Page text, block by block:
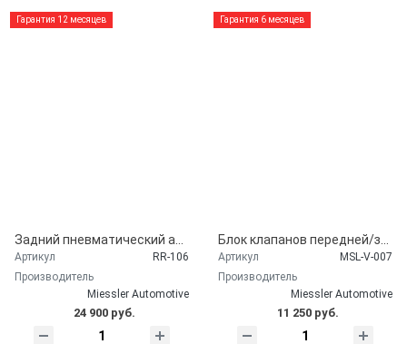
Гарантия 12 месяцев
Задний пневматический амортизатор Miessler Automotive для LAND ROVER L319 Discovery 3 4 / L320 Range Rover Sport (без ACE)
Артикул
RR-106
Производитель
Miessler Automotive
24 900 руб.
Гарантия 6 месяцев
Блок клапанов передней/задней пневмоподвески Miessler Automotive для LAND ROVER (RVH000054, RVH000055, RVH000094, RVH000095)
Артикул
MSL-V-007
Производитель
Miessler Automotive
11 250 руб.